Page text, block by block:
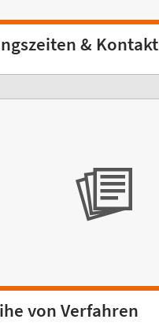
& Kontakt
von Verfahren